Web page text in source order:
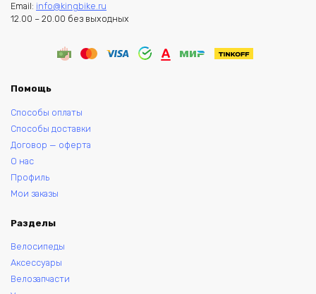
Email: info@kingbike.ru
12.00 – 20.00 без выходных
Помощь
Способы оплаты
Способы доставки
Договор — оферта
О нас
Профиль
Мои заказы
Разделы
Велосипеды
Аксессуары
Велозапчасти